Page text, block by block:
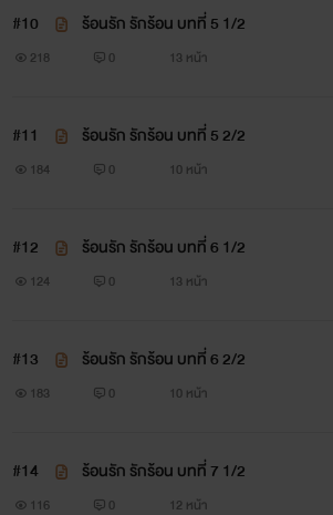
#10 ร้อนรัก รักร้อน บทที่ 5 1/2
218 0 13 หน้า
#11 ร้อนรัก รักร้อน บทที่ 5 2/2
184 0 10 หน้า
#12 ร้อนรัก รักร้อน บทที่ 6 1/2
124 0 13 หน้า
#13 ร้อนรัก รักร้อน บทที่ 6 2/2
183 0 10 หน้า
#14 ร้อนรัก รักร้อน บทที่ 7 1/2
116 0 12 หน้า